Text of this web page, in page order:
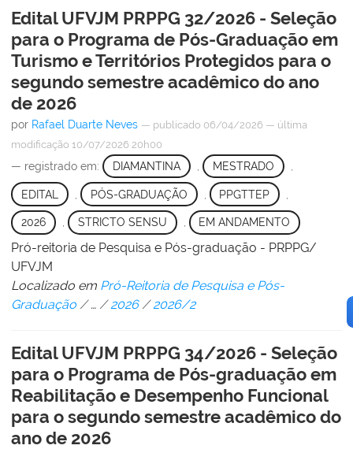
Edital UFVJM PRPPG 32/2026 - Seleção
para o Programa de Pós-Graduação em
Turismo e Territórios Protegidos para o
segundo semestre acadêmico do ano
de 2026
por Rafael Duarte Neves — publicado 06/04/2026 — última
modificação 10/07/2026 20h00
— registrado em: DIAMANTINA MESTRADO
EDITAL PÓS-GRADUAÇÃO PPGTTEP
2026 , STRICTO SENSU , EM ANDAMENTO
Pró-reitoria de Pesquisa e Pós-graduação - PRPPG/
UFVJM
Localizado em Pró-Reitoria de Pesquisa e Pós-
Graduação /… /2026 /2026/2
Edital UFVJM PRPPG 34/2026 - Seleção
para o Programa de Pós-graduação em
Reabilitação e Desempenho Funcional
para o segundo semestre acadêmico do
ano de 2026